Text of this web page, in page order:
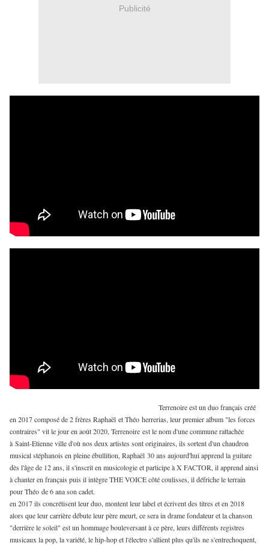
Publicité
Terrenoire est un duo français créé
en 2017 composé de 2 frères Raphaël et Théo herrerias, leur premier album "les forces
contraires" vit le jour en août 2020, Terrenoire est le nom d'une commune rattachée
à Saint-Etienne ville d'où nos deux artistes sont originaires, ils sortent d'un chaudron
musical stéphanois en pleine ébullition, Raphaël 30 ans aujourd'hui apprend la guitare
dès l'âge de 12 ans, il s'inscrit en musicologie et participe à X FACTOR, il apprend ainsi
à chanter en français puis il intègre THE VOICE côté coulisses, il défriche le terrain
pour Théo de 6 ana son cadet.
en 2017 ils concrétisent leur duo, montent leur label et écrivent des titres et en 2018
alors que leur carrière débute leur père meurt, ce sera in drame fondateur et la chanson
"derrière le soleil" est un hommage bouleversant à ce père, leurs différents registres
musicaux la pop, la variété, le hip-hop et l'électro s'allient plus qu'ils ne s'entrechoquent,